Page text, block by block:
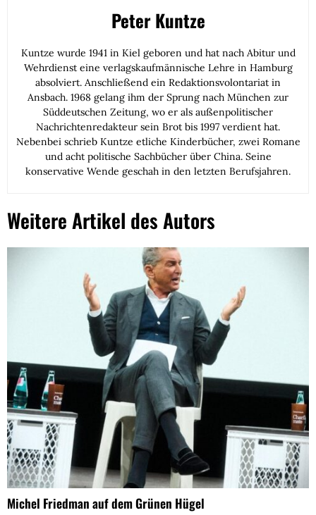
Peter Kuntze
Kuntze wurde 1941 in Kiel geboren und hat nach Abitur und
Wehrdienst eine verlagskaufmännische Lehre in Hamburg
absolviert. Anschließend ein Redaktionsvolontariat in
Ansbach. 1968 gelang ihm der Sprung nach München zur
Süddeutschen Zeitung, wo er als außenpolitischer
Nachrichtenredakteur sein Brot bis 1997 verdient hat.
Nebenbei schrieb Kuntze etliche Kinderbücher, zwei Romane
und acht politische Sachbücher über China. Seine
konservative Wende geschah in den letzten Berufsjahren.
Weitere Artikel des Autors
Michel Friedman auf dem Grünen Hügel